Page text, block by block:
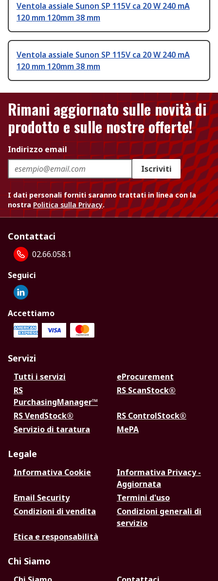
Ventola assiale Sunon SP 115V ca 20 W 240 mA
120 mm 120mm 38 mm
Ventola assiale Sunon SP 115V ca 20 W 240 mA
120 mm 120mm 38 mm
Rimani aggiornato sulle novità di
prodotto e sulle nostre offerte!
Indirizzo email
Iscriviti
I dati personali forniti saranno trattati in linea con la
nostra Politica sulla Privacy.
Contattaci
02.66.058.1
Seguici
Accettiamo
Servizi
Tutti i servizi
eProcurement
RS
PurchasingManager™
RS ScanStock®
RS VendStock®
RS ControlStock®
Servizio di taratura
MePA
Legale
Informativa Cookie
Informativa Privacy -
Aggiornata
Email Security
Termini d'uso
Condizioni di vendita
Condizioni generali di
servizio
Etica e responsabilità
Chi Siamo